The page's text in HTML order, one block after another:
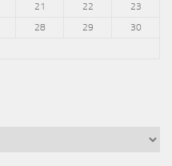
21 22
23
28 29
30